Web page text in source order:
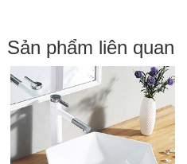
Sản phẩm liên quan